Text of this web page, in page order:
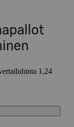
1,24